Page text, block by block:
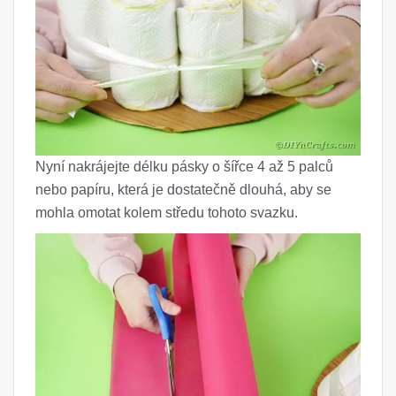
Nyní nakrájejte délku pásky o šířce 4 až 5 palců
nebo papíru, která je dostatečně dlouhá, aby se
mohla omotat kolem středu tohoto svazku.